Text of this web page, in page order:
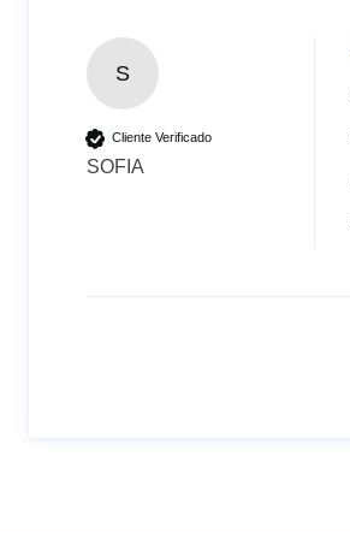
S
Cliente Verificado
SOFIA